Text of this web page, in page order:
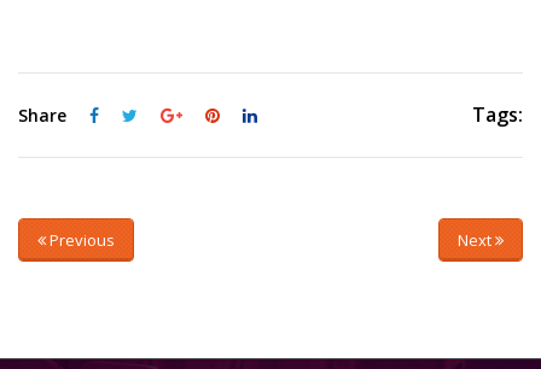
Share Tags:
Previous Next